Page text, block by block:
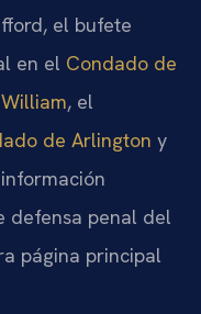
el bufete
en el Condado de
, el
de Arlington y
defensa penal del
página principal